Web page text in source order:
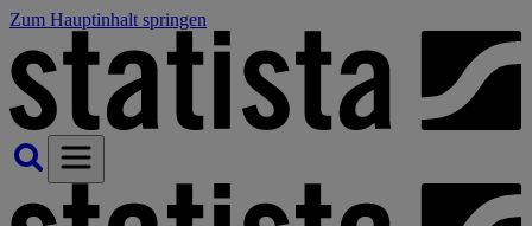
Zum Hauptinhalt springen